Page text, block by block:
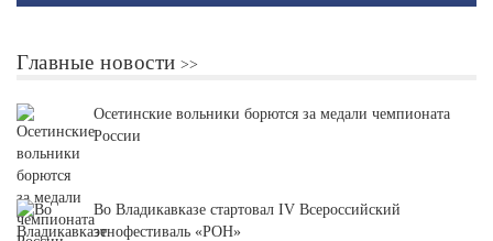
Главные новости
Осетинские вольники борются за медали чемпионата
России
Во Владикавказе стартовал IV Всероссийский
этнофестиваль «РОН»